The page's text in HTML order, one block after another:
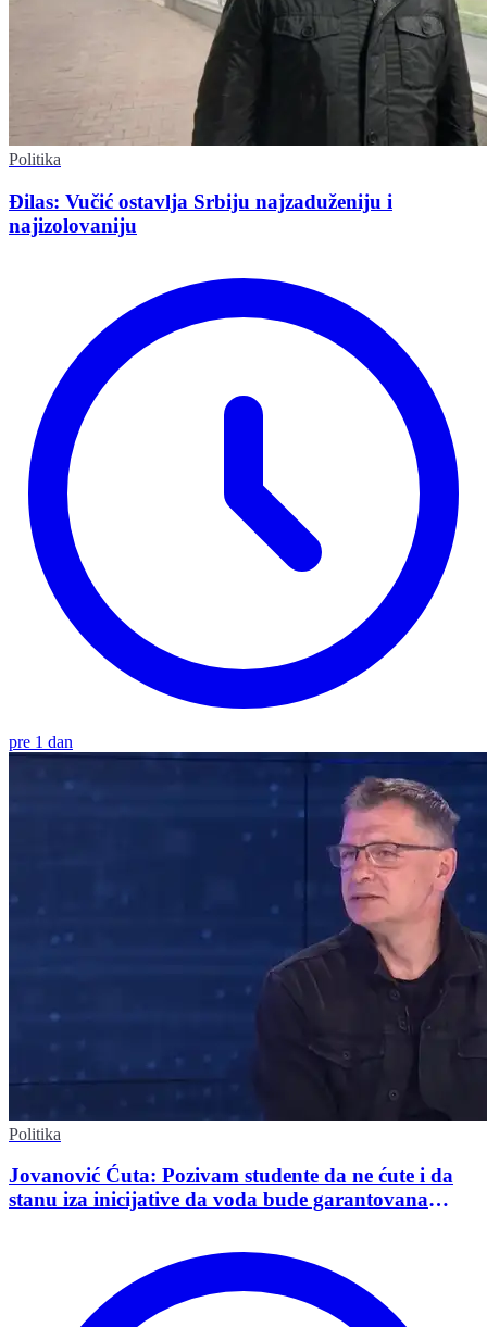
Politika
Đilas: Vučić ostavlja Srbiju najzaduženiju i
najizolovaniju
pre 1 dan
Politika
Jovanović Ćuta: Pozivam studente da ne ćute i da
stanu iza inicijative da voda bude garantovana